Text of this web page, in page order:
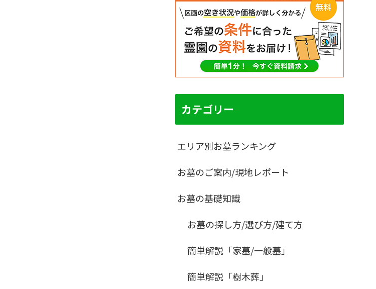
カテゴリー
エリア別お墓ランキング
お墓のご案内/現地レポート
お墓の基礎知識
お墓の探し方/選び方/建て方
簡単解説「家墓/一般墓」
簡単解説「樹木葬」